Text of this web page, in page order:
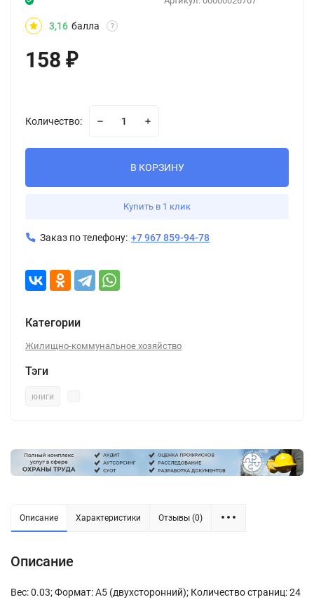
3,16 балла ?
158 ₽
Количество:
В КОРЗИНУ
Купить в 1 клик
Заказ по телефону: +7 967 859-94-78
Категории
Жилищно-коммунальное хозяйство
Тэги
книги
Описание Характеристики Отзывы (0)
Описание
Вес: 0.03; Формат: А5 (двухсторонний); Количество страниц: 24